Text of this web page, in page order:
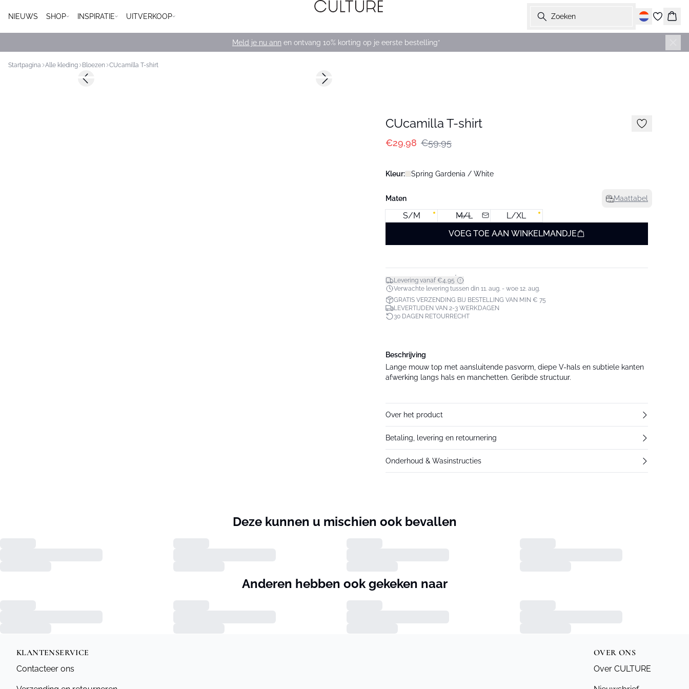
NIEUWS SHOP INSPIRATIE UITVERKOOP Zoeken
Meld je nu ann en ontvang 10% korting op je eerste bestelling*
Startpagina Alle kleding Bloezen CUcamilla T-shirt
-50%Previous slide Next slide
CUcamilla T-shirt
€29,98 €59,95
Kleur: Spring Gardenia / White
Maten Maattabel
S/M M/L
L/XL
VOEG TOE AAN WINKELMANDJE
Levering vanaf €4,95*
Verwachte levering tussen din 11. aug. - woe 12. aug.
GRATIS VERZENDING BIJ BESTELLING VAN MIN € 75
LEVERTIJDEN VAN 2-3 WERKDAGEN
30 DAGEN RETOURRECHT
Beschrijving
Lange mouw top met aansluitende pasvorm, diepe V-hals en subtiele kanten
afwerking langs hals en manchetten. Geribde structuur.
Over het product
Betaling, levering en retournering
Onderhoud & Wasinstructies
Deze kunnen u mischien ook bevallen
Anderen hebben ook gekeken naar
KLANTENSERVICE
Contacteer ons
OVER ONS
Over CULTURE